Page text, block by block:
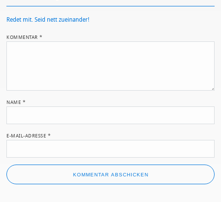
Redet mit. Seid nett zueinander!
KOMMENTAR*
NAME *
E-MAIL-ADRESSE *